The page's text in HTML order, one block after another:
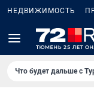
НЕДВИЖИМОСТЬ
Что будет дальше с